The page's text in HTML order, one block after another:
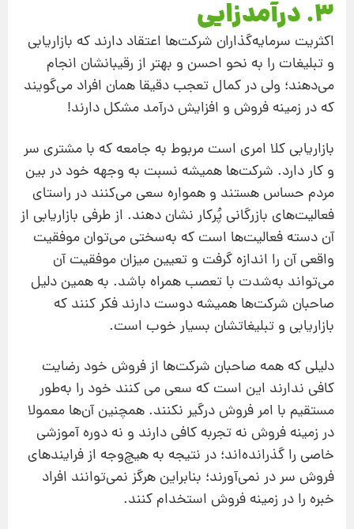
3. درآمدزایی
اکثریت سرمایه‌گذاران شرکت‌ها اعتقاد دارند که بازاریابی
و تبلیغات را به نحو احسن و بهتر از رقیبانشان انجام
می‌دهند؛ ولی در کمال تعجب دقیقا همان افراد می‌گویند
که در زمینه فروش و افزایش درآمد مشکل دارند!
بازاریابی کلا امری است مربوط به جامعه که با مشتری سر
و کار دارد. شرکت‌ها همیشه نسبت به وجهه خود در بین
مردم حساس هستند و همواره سعی می‌کنند در راستای
فعالیت‌های بازرگانی پُرکار نشان دهند. از طرفی بازاریابی از
آن دسته فعالیت‌ها است که به‌سختی می‌توان موفقیت
واقعی آن را اندازه گرفت و تعیین میزان موفقیت آن
می‌تواند به‌شدت با تعصب همراه باشد. به همین دلیل
صاحبان شرکت‌ها همیشه دوست دارند فکر کنند که
بازاریابی و تبلیغاتشان بسیار خوب است.
دلیلی که همه صاحبان شرکت‌ها از فروش خود رضایت
کافی ندارند این است که سعی می کنند خود را به‌طور
مستقیم با امر فروش درگیر نکنند. همچنین آن‌ها معمولا
در زمینه فروش نه تجربه کافی دارند و نه دوره آموزشی
خاصی را گذرانده‌اند؛ در نتیجه به هیچ‌وجه از فرایندهای
فروش سر در نمی‌آورند؛ بنابراین هرگز نمی‌توانند افراد
خبره را در زمینه فروش استخدام کنند.